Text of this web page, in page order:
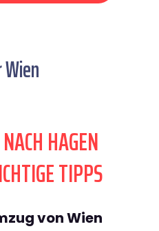
HAGEN
TIPPS
von Wien